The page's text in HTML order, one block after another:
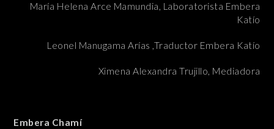
María Helena Arce Mamundia, Laboratorista Embera
Katío
Leonel Manugama Arías ,Traductor Embera Katío
Ximena Alexandra Trujillo, Mediadora
Embera Chamí